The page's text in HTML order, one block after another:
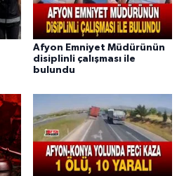
Afyon Emniyet Müdürünün
disiplinli çalışması ile
bulundu